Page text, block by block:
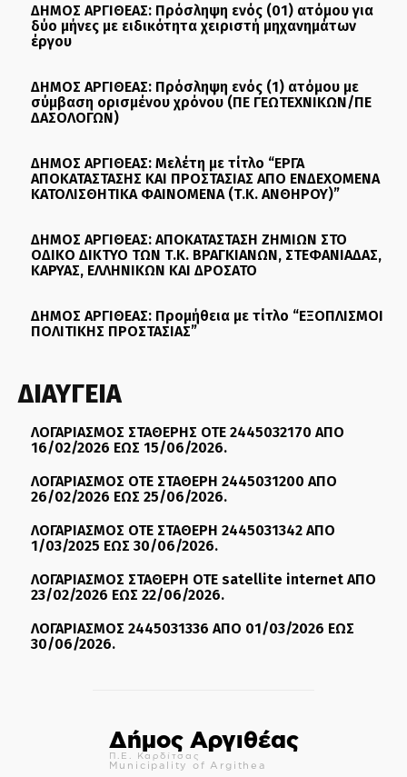
ΔΗΜΟΣ ΑΡΓΙΘΕΑΣ: Πρόσληψη ενός (01) ατόμου για
δύο μήνες με ειδικότητα χειριστή μηχανημάτων
έργου
ΔΗΜΟΣ ΑΡΓΙΘΕΑΣ: Πρόσληψη ενός (1) ατόμου με
σύμβαση ορισμένου χρόνου (ΠΕ ΓΕΩΤΕΧΝΙΚΩΝ/ΠΕ
ΔΑΣΟΛΟΓΩΝ)
ΔΗΜΟΣ ΑΡΓΙΘΕΑΣ: Μελέτη με τίτλο “ΕΡΓΑ
ΑΠΟΚΑΤΑΣΤΑΣΗΣ ΚΑΙ ΠΡΟΣΤΑΣΙΑΣ ΑΠΟ ΕΝΔΕΧΟΜΕΝΑ
ΚΑΤΟΛΙΣΘΗΤΙΚΑ ΦΑΙΝΟΜΕΝΑ (Τ.Κ. ΑΝΘΗΡΟΥ)”
ΔΗΜΟΣ ΑΡΓΙΘΕΑΣ: ΑΠΟΚΑΤΑΣΤΑΣΗ ΖΗΜΙΩΝ ΣΤΟ
ΟΔΙΚΟ ΔΙΚΤΥΟ ΤΩΝ Τ.Κ. ΒΡΑΓΚΙΑΝΩΝ, ΣΤΕΦΑΝΙΑΔΑΣ,
ΚΑΡΥΑΣ, ΕΛΛΗΝΙΚΩΝ ΚΑΙ ΔΡΟΣΑΤΟ
ΔΗΜΟΣ ΑΡΓΙΘΕΑΣ: Προμήθεια με τίτλο “ΕΞΟΠΛΙΣΜΟΙ
ΠΟΛΙΤΙΚΗΣ ΠΡΟΣΤΑΣΙΑΣ”
ΔΙΑΥΓΕΙΑ
ΛΟΓΑΡΙΑΣΜΟΣ ΣΤΑΘΕΡΗΣ ΟΤΕ 2445032170 ΑΠΟ
16/02/2026 ΕΩΣ 15/06/2026.
ΛΟΓΑΡΙΑΣΜΟΣ ΟΤΕ ΣΤΑΘΕΡΗ 2445031200 ΑΠΟ
26/02/2026 ΕΩΣ 25/06/2026.
ΛΟΓΑΡΙΑΣΜΟΣ ΟΤΕ ΣΤΑΘΕΡΗ 2445031342 ΑΠΟ
1/03/2025 ΕΩΣ 30/06/2026.
ΛΟΓΑΡΙΑΣΜΟΣ ΣΤΑΘΕΡΗ ΟΤΕ satellite internet ΑΠΟ
23/02/2026 ΕΩΣ 22/06/2026.
ΛΟΓΑΡΙΑΣΜΟΣ 2445031336 ΑΠΟ 01/03/2026 ΕΩΣ
30/06/2026.
Δήμος Αργιθέας
Π.Ε. Καρδίτσας
Municipality of Argithea